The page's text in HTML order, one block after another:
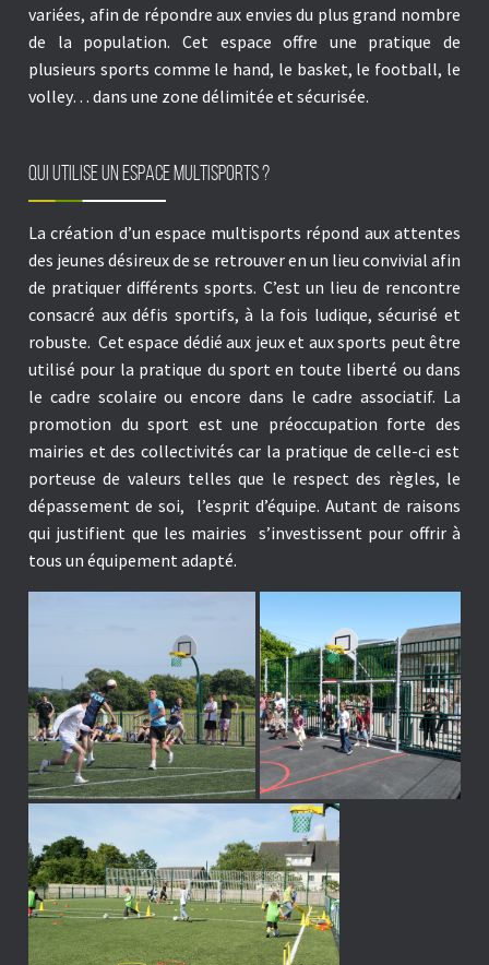
variées, afin de répondre aux envies du plus grand nombre
de la population. Cet espace offre une pratique de
plusieurs sports comme le hand, le basket, le football, le
volley… dans une zone délimitée et sécurisée.
Qui utilise un espace multisports ?
La création d’un espace multisports répond aux attentes
des jeunes désireux de se retrouver en un lieu convivial afin
de pratiquer différents sports. C’est un lieu de rencontre
consacré aux défis sportifs, à la fois ludique, sécurisé et
robuste. Cet espace dédié aux jeux et aux sports peut être
utilisé pour la pratique du sport en toute liberté ou dans
le cadre scolaire ou encore dans le cadre associatif. La
promotion du sport est une préoccupation forte des
mairies et des collectivités car la pratique de celle-ci est
porteuse de valeurs telles que le respect des règles, le
dépassement de soi, l’esprit d’équipe. Autant de raisons
qui justifient que les mairies s’investissent pour offrir à
tous un équipement adapté.